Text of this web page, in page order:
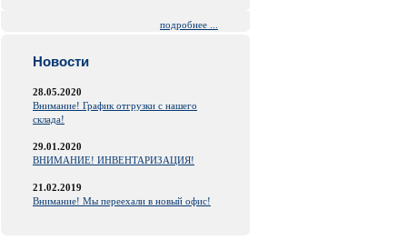
подробнее ...
Новости
28.05.2020
Внимание! График отгрузки с нашего
склада!
29.01.2020
ВНИМАНИЕ! ИНВЕНТАРИЗАЦИЯ!
21.02.2019
Внимание! Мы переехали в новый офис!